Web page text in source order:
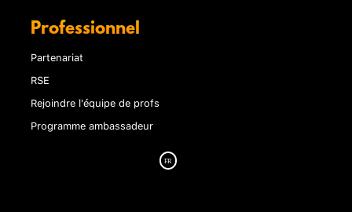
Professionnel
Partenariat
RSE
Rejoindre l'équipe de profs
Programme ambassadeur